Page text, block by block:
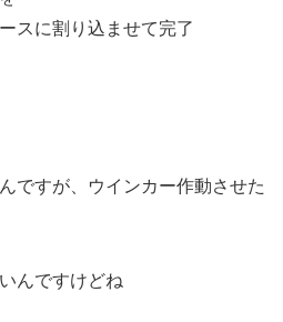
スに割り込ませて完了
ですが、ウインカー作動させた
んですけどね